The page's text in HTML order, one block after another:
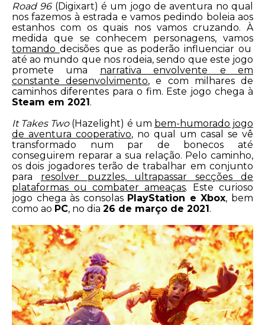
Road 96(Digixart) é um jogo de aventura no qual
nos fazemos à estrada e vamos pedindo boleia aos
estanhos com os quais nos vamos cruzando. À
medida que se conhecem personagens, vamos
tomando decisões que as poderão influenciar ou
até ao mundo que nos rodeia, sendo que este jogo
promete uma narrativa envolvente e em
constante desenvolvimento, e com milhares de
caminhos diferentes para o fim. Este jogo chega à
Steam em 2021 .
It Takes Two(Hazelight) é um bem-humorado jogo
de aventura cooperativo, no qual um casal se vê
transformado num par de bonecos até
conseguirem reparar a sua relação. Pelo caminho,
os dois jogadores terão de trabalhar em conjunto
para resolver puzzles, ultrapassar secções de
plataformas ou combater ameaças. Este curioso
jogo chega às consolas PlayStation e Xbox, bem
como ao PC, no dia 26 de março de 2021 .